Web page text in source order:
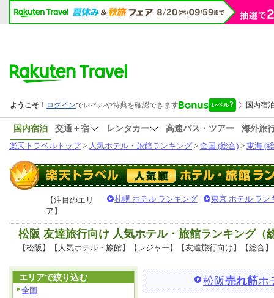
国内宿泊 交通＋宿 レンタカー 高速バス・ツアー
海外旅
楽天トラベルトップ> 人気ホテル・旅館ランキング > 全国 (総合) > 東海 (
【注目のエリ
ア】
札幌 ホテル ランキング 東京 ホテル ラン
松阪 友達旅行向け 人気ホテル・旅館ランキング（
【松阪】【人気ホテル・旅館】【レジャー】【友達旅行向け】【総合】
松阪売れ筋ホ
エリアで絞り込む
全国